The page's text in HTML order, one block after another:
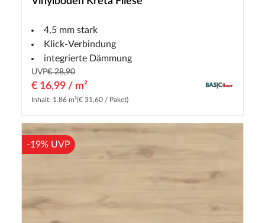
4,5 mm stark
Klick-Verbindung
integrierte Dämmung
UVP€ 28,90
€ 16,99 / m²
Inhalt: 1.86 m²(€ 31,60 / Paket)
-19% UVP